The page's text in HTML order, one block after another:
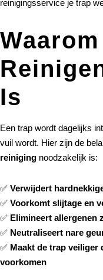
reinigingsservice je trap
Is
Een trap wordt dagelijks
vuil wordt. Hier zijn de
reiniging noodzakelijk is:
✅ Verwijdert
✅ Voorkomt slijtage en
✅ Elimineert allergenen
✅ Neutraliseert nare
✅ Maakt de trap veiliger
voorkomen